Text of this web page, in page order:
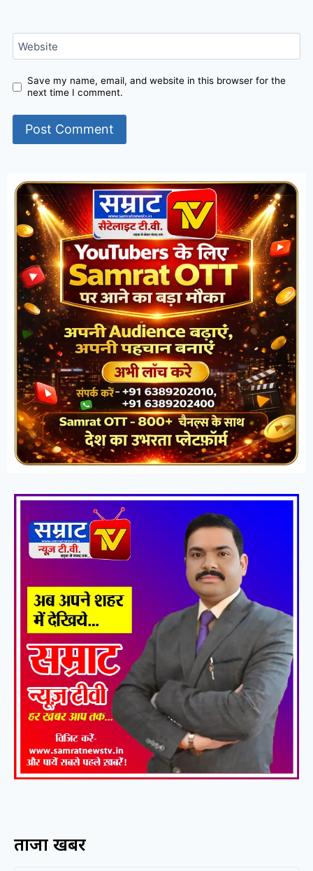
Website
Save my name, email, and website in this browser for the
next time I comment.
ताजा खबरें